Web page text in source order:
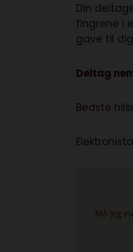
Din
fingrene i
gave til
Deltag
Bedste